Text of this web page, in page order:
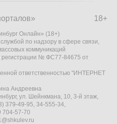
18+
Онлайн» (18+)
по надзору в сфере связи,
коммуникаций
регистрации № ФС77-84675 от
ответственностью "ИНТЕРНЕТ
Андреевна
ул. Шейнкмана, 10, 3-й этаж,
379-49-95, 34-555-34,
704-57-70